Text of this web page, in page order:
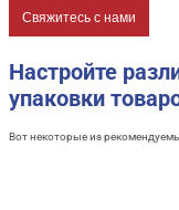
Свяжитесь с нами
Настройте
упаковки
Вот некоторые из